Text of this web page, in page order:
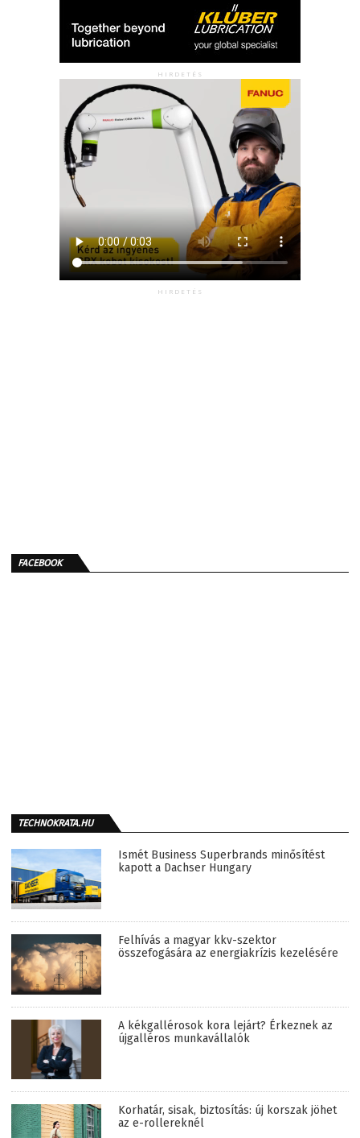
HIRDETÉS
HIRDETÉS
FACEBOOK
TECHNOKRATA.HU
Ismét Business Superbrands minősítést
kapott a Dachser Hungary
Felhívás a magyar kkv-szektor
összefogására az energiakrízis kezelésére
A kékgallérosok kora lejárt? Érkeznek az
újgalléros munkavállalók
Korhatár, sisak, biztosítás: új korszak jöhet
az e-rollereknél